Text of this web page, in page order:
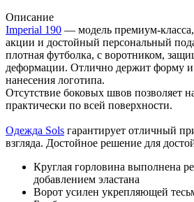
Описание
Imperial 190 — модель премиум-
акции и достойный персональный
плотная футболка, с воротником,
деформации. Отлично держит форму и
нанесения логотипа.
Отсутствие боковых швов позволяет
практически по всей поверхности.
Одежда Sols гарантирует отличный
взгляда. Достойное решение для
Круглая горловина выполнена
добавлением эластана
Ворот усилен укрепляющей